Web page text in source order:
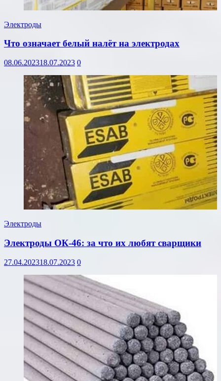
Электроды
Что означает белый налёт на электродах
08.06.202318.07.2023 0
Электроды
Электроды ОК-46: за что их любят сварщики
27.04.202318.07.2023 0